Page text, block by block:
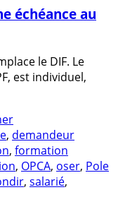
échéance au
le DIF. Le
est individuel,
, demandeur
, formation
, OPCA, oser, Pole
, salarié,